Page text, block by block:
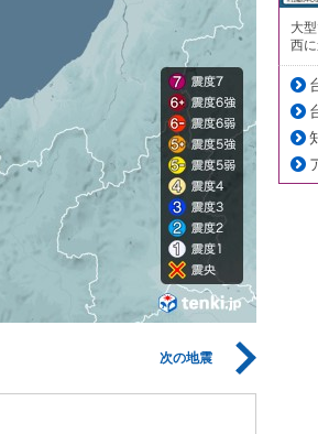
次の地震
大
西